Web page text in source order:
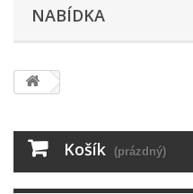
NABÍDKA
Košík (prázdný)